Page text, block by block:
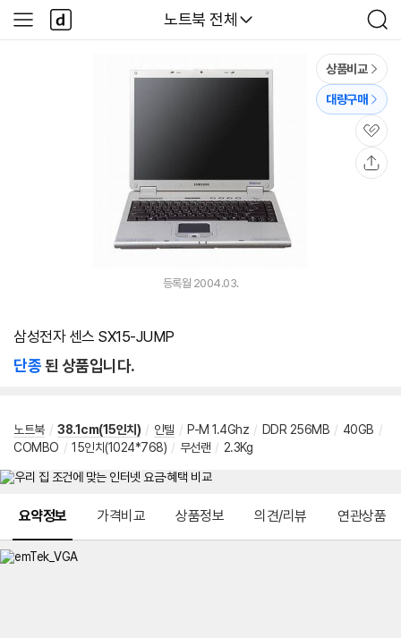
다나와
노트북 전체
검
색
사
이
다
나
와
상품비교
대량구매
관
심
등록월 2004.03.
삼성전자 센스 SX15-JUMP
단종된 상품입니다.
노트북 / 38.1cm(15인치) / 인텔 / P-M 1.4Ghz / DDR 256MB / 40GB /
COMBO / 15인치(1024*768) / 무선랜 / 2.3Kg
요약정보 가격비교 상품정보 의견/리뷰 연관상품